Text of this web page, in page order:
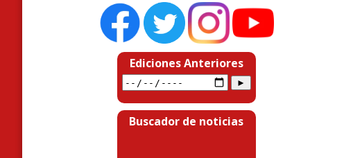
Ediciones Anteriores
Buscador de noticias